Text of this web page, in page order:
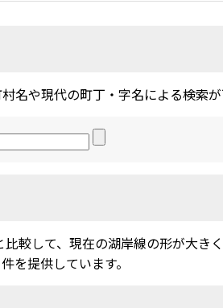
名や現代の町丁・字名による検索が
較して、現在の湖岸線の形が大き
を提供しています。